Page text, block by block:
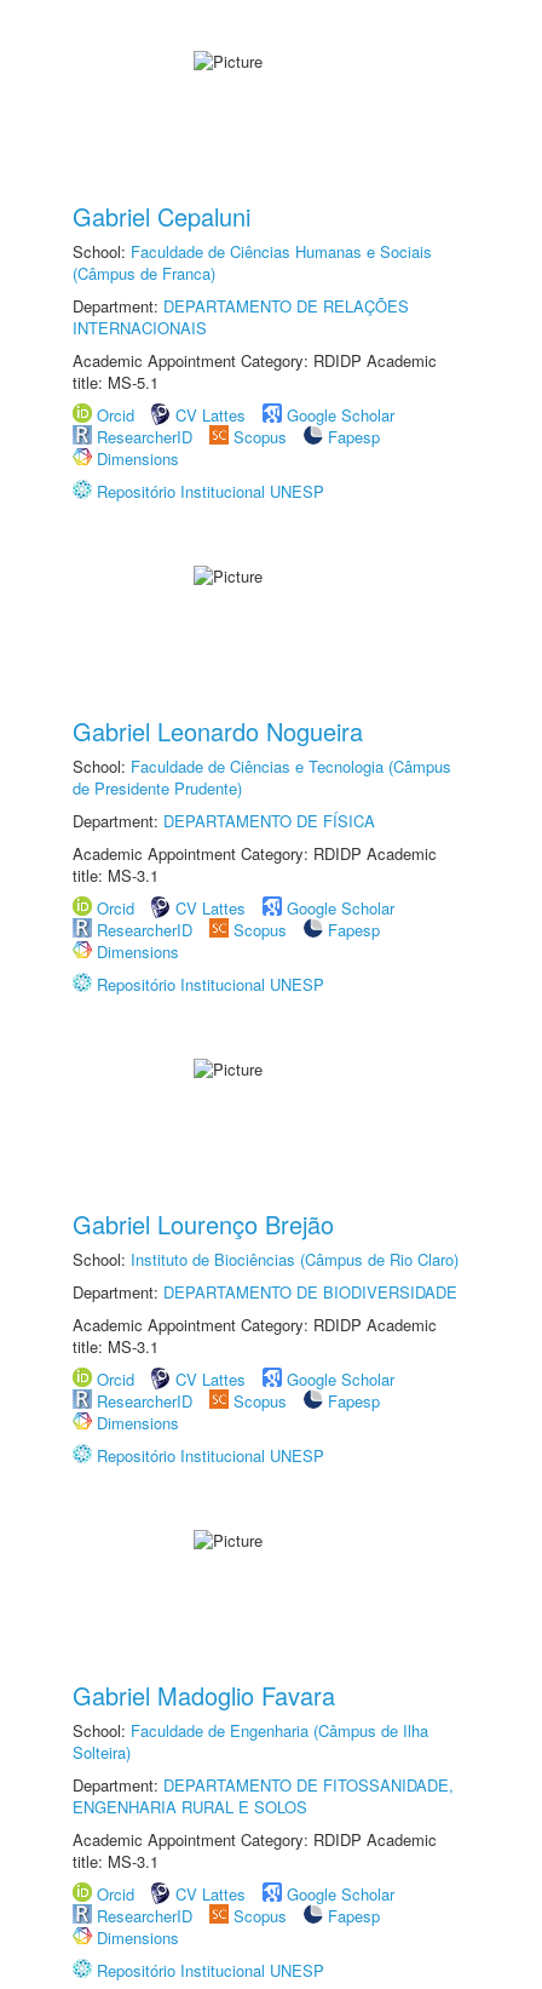
Gabriel Cepaluni
School: Faculdade de Ciências Humanas e Sociais
(Câmpus de Franca)
Department: DEPARTAMENTO DE RELAÇÕES
INTERNACIONAIS
Academic Appointment Category: RDIDP Academic
title: MS-5.1
Orcid
CV Lattes
Google Scholar
ResearcherID
Scopus
Fapesp
Dimensions
Repositório Institucional UNESP
Gabriel Leonardo Nogueira
School: Faculdade de Ciências e Tecnologia (Câmpus
de Presidente Prudente)
Department: DEPARTAMENTO DE FÍSICA
Academic Appointment Category: RDIDP Academic
title: MS-3.1
Orcid
CV Lattes
Google Scholar
ResearcherID
Scopus
Fapesp
Dimensions
Repositório Institucional UNESP
Gabriel Lourenço Brejão
School: Instituto de Biociências (Câmpus de Rio Claro)
Department: DEPARTAMENTO DE BIODIVERSIDADE
Academic Appointment Category: RDIDP Academic
title: MS-3.1
Orcid
CV Lattes
Google Scholar
ResearcherID
Scopus
Fapesp
Dimensions
Repositório Institucional UNESP
Gabriel Madoglio Favara
School: Faculdade de Engenharia (Câmpus de Ilha
Solteira)
Department: DEPARTAMENTO DE FITOSSANIDADE,
ENGENHARIA RURAL E SOLOS
Academic Appointment Category: RDIDP Academic
title: MS-3.1
Orcid
CV Lattes
Google Scholar
ResearcherID
Scopus
Fapesp
Dimensions
Repositório Institucional UNESP